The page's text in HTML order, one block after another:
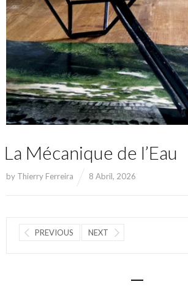
La Mécanique de l’Eau
by Thierry Ferreira 8 Abril, 2026
PREVIOUS NEXT